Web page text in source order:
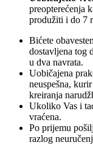
preopterećenja
produžiti i do 7
Bićete
dostavljena tog
u dva navrata.
Uobičajena
neuspešna,
kreiranja
Ukoliko Vas i
vraćena.
Po prijemu
razlog